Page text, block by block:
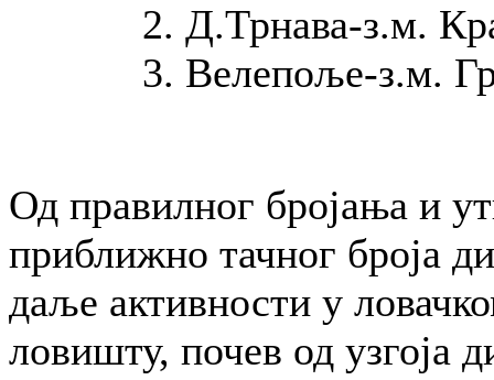
Д.Трнава-з.м.
Велепоље-з.м.
Од правилног бројања и
приближно тачног броја
даље активности у
ловишту, почев од узгоја